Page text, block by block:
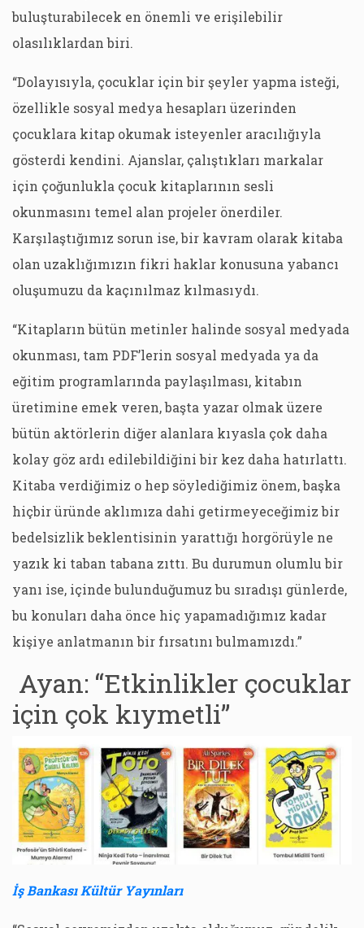
buluşturabilecek en önemli ve erişilebilir
olasılıklardan biri.
“Dolayısıyla, çocuklar için bir şeyler yapma isteği,
özellikle sosyal medya hesapları üzerinden
çocuklara kitap okumak isteyenler aracılığıyla
gösterdi kendini. Ajanslar, çalıştıkları markalar
için çoğunlukla çocuk kitaplarının sesli
okunmasını temel alan projeler önerdiler.
Karşılaştığımız sorun ise, bir kavram olarak kitaba
olan uzaklığımızın fikri haklar konusuna yabancı
oluşumuzu da kaçınılmaz kılmasıydı.
“Kitapların bütün metinler halinde sosyal medyada
okunması, tam PDF’lerin sosyal medyada ya da
eğitim programlarında paylaşılması, kitabın
üretimine emek veren, başta yazar olmak üzere
bütün aktörlerin diğer alanlara kıyasla çok daha
kolay göz ardı edilebildiğini bir kez daha hatırlattı.
Kitaba verdiğimiz o hep söylediğimiz önem, başka
hiçbir üründe aklımıza dahi getirmeyeceğimiz bir
bedelsizlik beklentisinin yarattığı horgörüyle ne
yazık ki taban tabana zıttı. Bu durumun olumlu bir
yanı ise, içinde bulunduğumuz bu sıradışı günlerde,
bu konuları daha önce hiç yapamadığımız kadar
kişiye anlatmanın bir fırsatını bulmamızdı.”
Ayan: “Etkinlikler çocuklar
için çok kıymetli”
İş Bankası Kültür Yayınları